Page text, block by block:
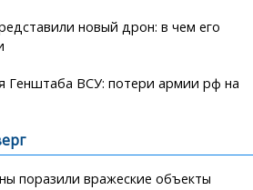
новый дрон: в чем его
Генштаба ВСУ: потери армии рф на
поразили вражеские объекты